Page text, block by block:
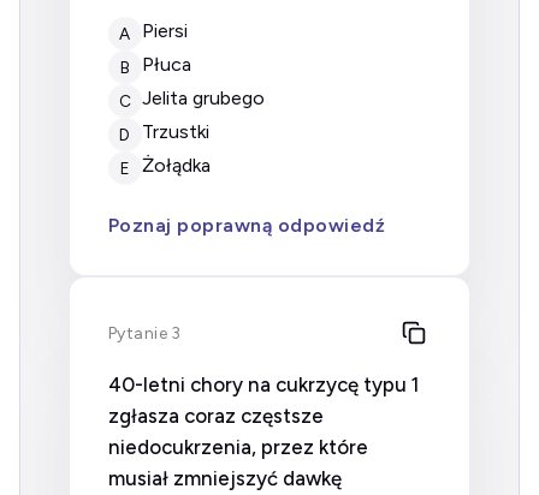
A Piersi
B Płuca
C Jelita grubego
D Trzustki
E Żołądka
Poznaj poprawną odpowiedź
Pytanie 3
40-letni chory na cukrzycę typu 1
zgłasza coraz częstsze
niedocukrzenia, przez które
musiał zmniejszyć dawkę